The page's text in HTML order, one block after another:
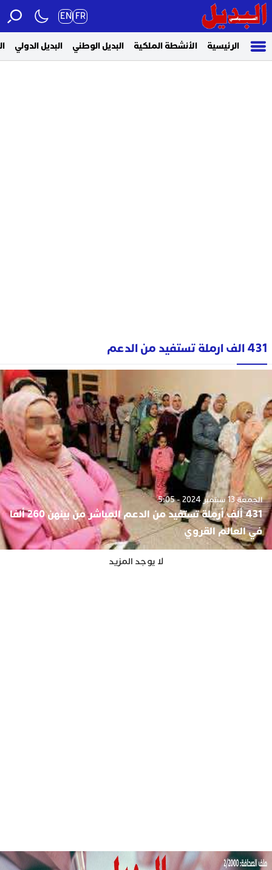
FR
EN
الرئيسية الأنشطة الملكية البديل الوطني البديل الدولي
431 الف ارملة تستفيد من الدعم
الجمعة 13 سبتمبر 2024 - 5:05
431 ألف أرملة تستفيد من الدعم المباشر من بينهن 260 ألفا
في العالم القروي
لا يوجد المزيد